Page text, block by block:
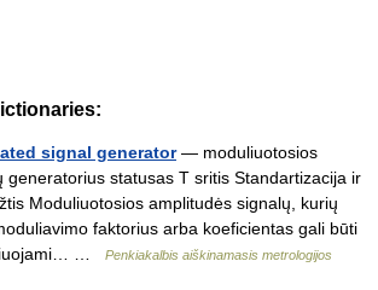
signal generator— moduliuotosios
generatorius statusas T sritis Standartizacija ir
Moduliuotosios amplitudės signalų, kurių
faktorius arba koeficientas gali būti
…
Penkiakalbis aiškinamasis metrologijos